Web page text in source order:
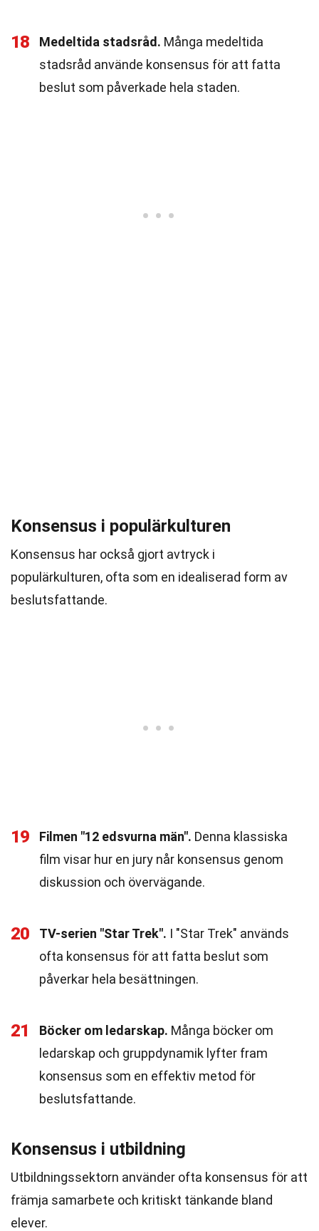
18 Medeltida stadsråd. Många medeltida
stadsråd använde konsensus för att fatta
beslut som påverkade hela staden.
Konsensus i populärkulturen
Konsensus har också gjort avtryck i
populärkulturen, ofta som en idealiserad form av
beslutsfattande.
19 Filmen "12 edsvurna män". Denna klassiska
film visar hur en jury når konsensus genom
diskussion och övervägande.
20 TV-serien "Star Trek". I "Star Trek" används
ofta konsensus för att fatta beslut som
påverkar hela besättningen.
21 Böcker om ledarskap. Många böcker om
ledarskap och gruppdynamik lyfter fram
konsensus som en effektiv metod för
beslutsfattande.
Konsensus i utbildning
Utbildningssektorn använder ofta konsensus för att
främja samarbete och kritiskt tänkande bland
elever.